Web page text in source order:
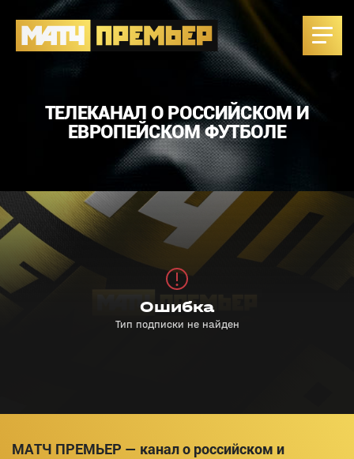
ТЕЛЕКАНАЛ О РОССИЙСКОМ И
ЕВРОПЕЙСКОМ ФУТБОЛЕ
МАТЧ ПРЕМЬЕР — канал о российском и